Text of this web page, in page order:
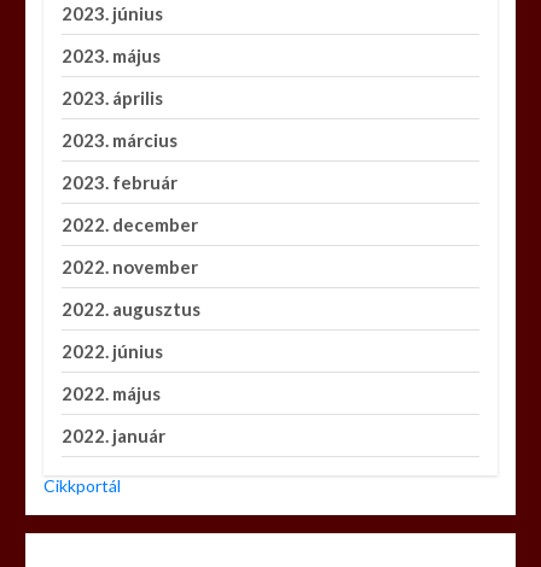
2023. június
2023. május
2023. április
2023. március
2023. február
2022. december
2022. november
2022. augusztus
2022. június
2022. május
2022. január
Cikkportál